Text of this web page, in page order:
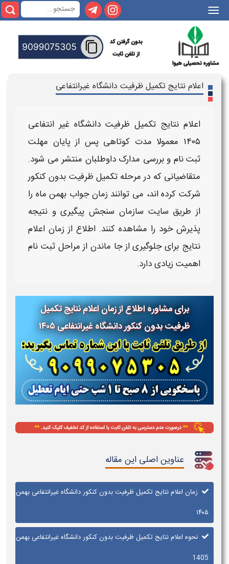
|||
اعلام نتایج تکمیل ظرفیت دانشگاه غیرانتفاعی
اعلام نتایج تکمیل ظرفیت دانشگاه غیر انتفاعی
۱۴۰۵ معمولا مدت کوتاهی پس از پایان مهلت
ثبت‌ نام و بررسی مدارک داوطلبان منتشر می‌ شود.
متقاضیانی که در مرحله تکمیل ظرفیت بدون کنکور
شرکت کرده‌ اند، می‌ توانند زمان جواب بهمنماه را
از طریق سایت سازمان سنجش پیگیری و نتیجه
پذیرش خود را مشاهده کنند. اطلاع از زمان اعلام
نتایج برای جلوگیری از جا ماندن از مراحل ثبت‌ نام
اهمیت زیادی دارد.
برای مشاوره اطلاع از زمان اعلام نتایج تکمیل
ظرفیت بدون کنکور دانشگاه غیرانتفاعی۱۴۰۵
عناوین اصلی این مقاله
زمان اعلام نتایج تکمیل ظرفیت بدون کنکور دانشگاه غیرانتفاعی بهمن
۱۴۰۵
نحوه اعلام نتایج تکمیل ظرفیت بدون کنکور دانشگاه غیرانتفاعی بهمن
1405